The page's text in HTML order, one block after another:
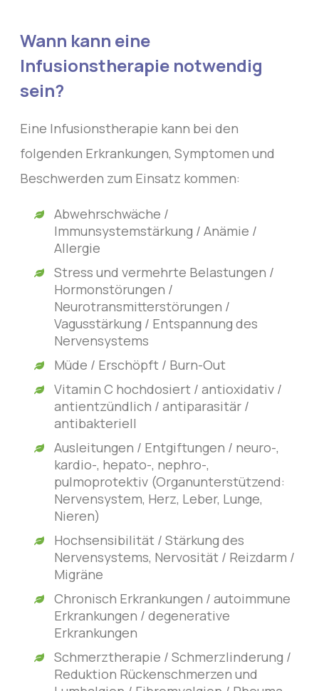
Wann kann eine
Infusionstherapie notwendig
sein?
Eine Infusionstherapie kann bei den
folgenden Erkrankungen, Symptomen und
Beschwerden zum Einsatz kommen:
Abwehrschwäche /
Immunsystemstärkung / Anämie /
Allergie
Stress und vermehrte Belastungen /
Hormonstörungen /
Neurotransmitterstörungen /
Vagusstärkung / Entspannung des
Nervensystems
Müde / Erschöpft / Burn-Out
Vitamin C hochdosiert / antioxidativ /
antientzündlich / antiparasitär /
antibakteriell
Ausleitungen / Entgiftungen / neuro-,
kardio-, hepato-, nephro-,
pulmoprotektiv (Organunterstützend:
Nervensystem, Herz, Leber, Lunge,
Nieren)
Hochsensibilität / Stärkung des
Nervensystems, Nervosität / Reizdarm /
Migräne
Chronisch Erkrankungen / autoimmune
Erkrankungen / degenerative
Erkrankungen
Schmerztherapie / Schmerzlinderung /
Reduktion Rückenschmerzen und